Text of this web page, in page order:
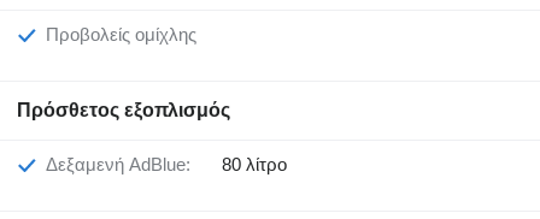
Προβολείς ομίχλης
Πρόσθετος εξοπλισμός
Δεξαμενή AdBlue: 80 λίτρο